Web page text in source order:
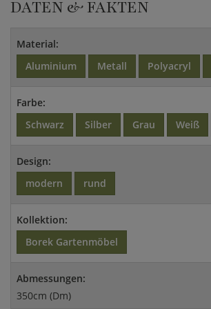
DATEN & FAKTEN
Material:
Aluminium
Metall Polyacryl
Farbe:
Schwarz
Silber Grau Weiß
Design:
modern
rund
Kollektion:
Borek Gartenmöbel
Abmessungen:
350cm (Dm)